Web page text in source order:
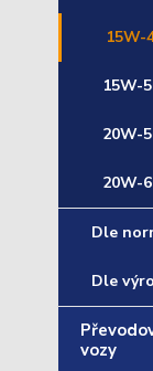
15W-
15W-
20W-
20W-
Dle
Dle
vozy